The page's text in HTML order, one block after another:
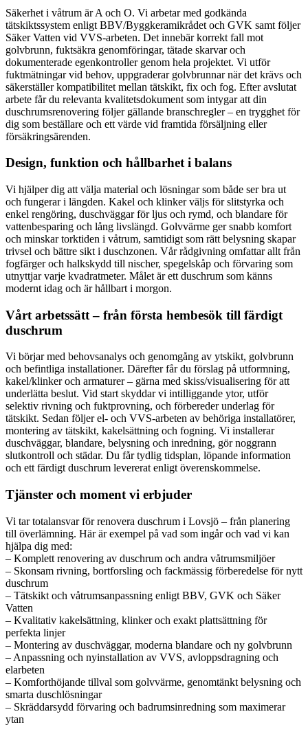
Säkerhet i våtrum är A och O. Vi arbetar med godkända
tätskiktssystem enligt BBV/Byggkeramikrådet och GVK samt följer
Säker Vatten vid VVS-arbeten. Det innebär korrekt fall mot
golvbrunn, fuktsäkra genomföringar, tätade skarvar och
dokumenterade egenkontroller genom hela projektet. Vi utför
fuktmätningar vid behov, uppgraderar golvbrunnar när det krävs och
säkerställer kompatibilitet mellan tätskikt, fix och fog. Efter avslutat
arbete får du relevanta kvalitetsdokument som intygar att din
duschrumsrenovering följer gällande branschregler – en trygghet för
dig som beställare och ett värde vid framtida försäljning eller
försäkringsärenden.
Design, funktion och hållbarhet i balans
Vi hjälper dig att välja material och lösningar som både ser bra ut
och fungerar i längden. Kakel och klinker väljs för slitstyrka och
enkel rengöring, duschväggar för ljus och rymd, och blandare för
vattenbesparing och lång livslängd. Golvvärme ger snabb komfort
och minskar torktiden i våtrum, samtidigt som rätt belysning skapar
trivsel och bättre sikt i duschzonen. Vår rådgivning omfattar allt från
fogfärger och halkskydd till nischer, spegelskåp och förvaring som
utnyttjar varje kvadratmeter. Målet är ett duschrum som känns
modernt idag och är hållbart i morgon.
Vårt arbetssätt – från första hembesök till färdigt
duschrum
Vi börjar med behovsanalys och genomgång av ytskikt, golvbrunn
och befintliga installationer. Därefter får du förslag på utformning,
kakel/klinker och armaturer – gärna med skiss/visualisering för att
underlätta beslut. Vid start skyddar vi intilliggande ytor, utför
selektiv rivning och fuktprovning, och förbereder underlag för
tätskikt. Sedan följer el- och VVS-arbeten av behöriga installatörer,
montering av tätskikt, kakelsättning och fogning. Vi installerar
duschväggar, blandare, belysning och inredning, gör noggrann
slutkontroll och städar. Du får tydlig tidsplan, löpande information
och ett färdigt duschrum levererat enligt överenskommelse.
Tjänster och moment vi erbjuder
Vi tar totalansvar för renovera duschrum i Lovsjö – från planering
till överlämning. Här är exempel på vad som ingår och vad vi kan
hjälpa dig med:
– Komplett renovering av duschrum och andra våtrumsmiljöer
– Skonsam rivning, bortforsling och fackmässig förberedelse för nytt
duschrum
– Tätskikt och våtrumsanpassning enligt BBV, GVK och Säker
Vatten
– Kvalitativ kakelsättning, klinker och exakt plattsättning för
perfekta linjer
– Montering av duschväggar, moderna blandare och ny golvbrunn
– Anpassning och nyinstallation av VVS, avloppsdragning och
elarbeten
– Komforthöjande tillval som golvvärme, genomtänkt belysning och
smarta duschlösningar
– Skräddarsydd förvaring och badrumsinredning som maximerar
ytan